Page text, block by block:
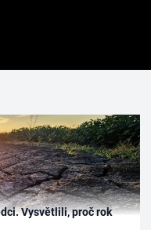
Vysvětlili, proč rok